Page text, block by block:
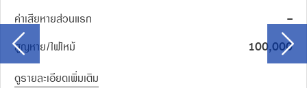
ค่าเสียหายส่วนแรก
-
สูญหาย/ไฟไหม้
100,000
ดูรายละเอียดเพิ่มเติม